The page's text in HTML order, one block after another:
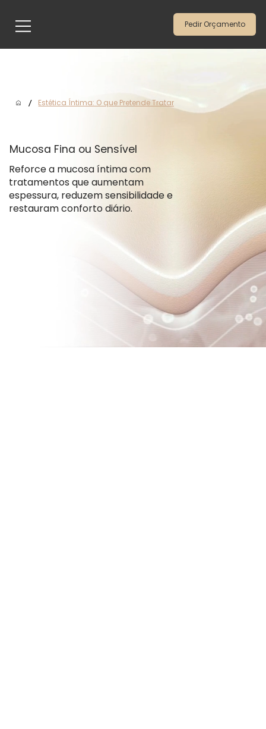
Pedir Orçamento
/ Estética Íntima: O que Pretende Tratar
Mucosa Fina ou Sensível
Reforce a mucosa íntima com
tratamentos que aumentam
espessura, reduzem sensibilidade e
restauram conforto diário.